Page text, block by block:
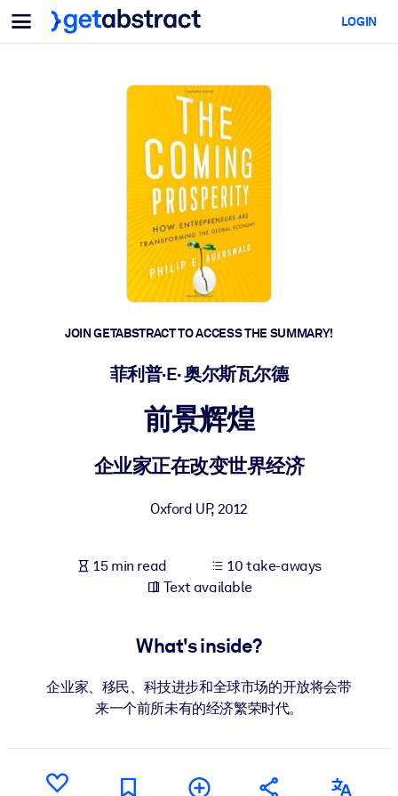
Menu
For Teams & Leaders
Equip your employees with critical AI skills.
Leadership Development
Prepare your leaders for the next era of work.
Collaborative Learning
Make it easy for teams to learn together, solve real problems, and
Build a healthier, more resilient workforce.
For LMS/LXP
Enrich your corporate library with trusted, ready-to-use business
Fuel your AI systems with reliable, structured knowledge to
For AI Systems
LOGIN
JOIN GETABSTRACT TO ACCESS THE SUMMARY!
菲利普·E· 奥尔斯瓦尔德
前景辉煌
企业家正在改变世界经济
Oxford UP, 2012
15 min read
10 take-aways
Text available
What's inside?
企业家、移民、科技进步和全球市场的开放将会带
来一个前所未有的经济繁荣时代。